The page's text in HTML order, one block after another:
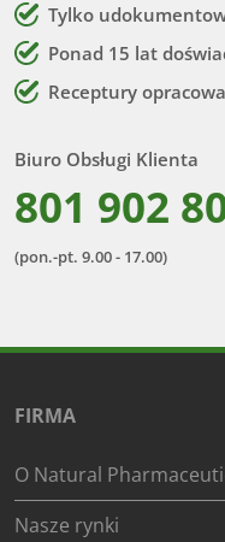
Tylko
Ponad 15 lat
Receptury
Biuro Obsługi Klienta
801 902
(pon.-pt. 9.00 - 17.00)
FIRMA
O Natural
Nasze rynki